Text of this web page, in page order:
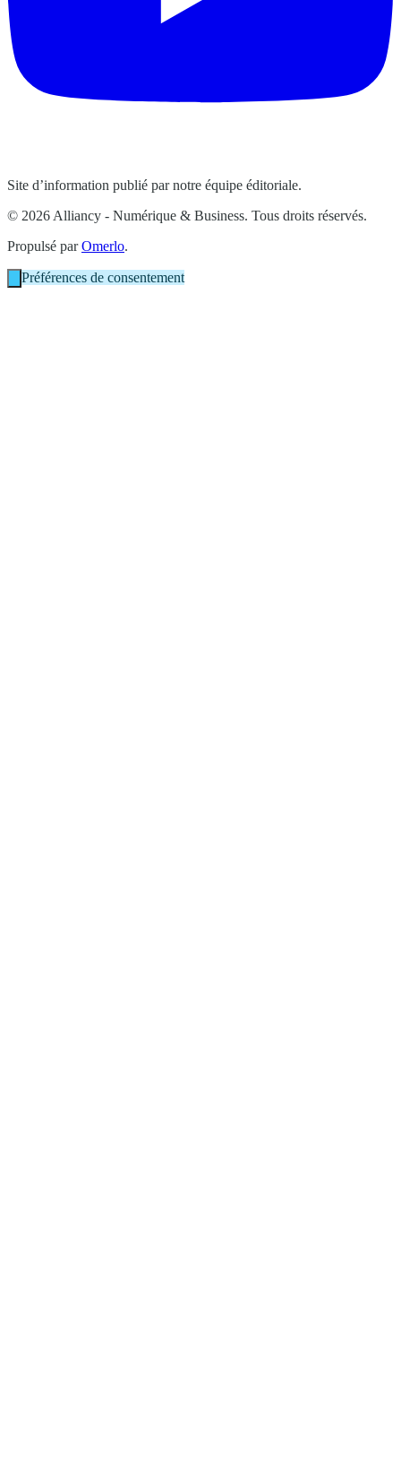
Site d’information publié par notre équipe éditoriale.
© 2026 Alliancy - Numérique & Business. Tous droits réservés.
Propulsé parOmerlo.
Préférences de consentement